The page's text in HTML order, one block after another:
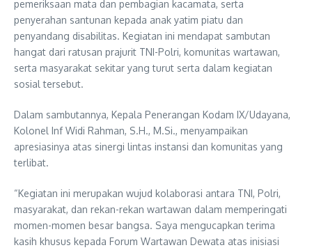
pemeriksaan mata dan pembagian kacamata, serta
penyerahan santunan kepada anak yatim piatu dan
penyandang disabilitas. Kegiatan ini mendapat sambutan
hangat dari ratusan prajurit TNI-Polri, komunitas wartawan,
serta masyarakat sekitar yang turut serta dalam kegiatan
sosial tersebut.
Dalam sambutannya, Kepala Penerangan Kodam IX/Udayana,
Kolonel Inf Widi Rahman, S.H., M.Si., menyampaikan
apresiasinya atas sinergi lintas instansi dan komunitas yang
terlibat.
“Kegiatan ini merupakan wujud kolaborasi antara TNI, Polri,
masyarakat, dan rekan-rekan wartawan dalam memperingati
momen-momen besar bangsa. Saya mengucapkan terima
kasih khusus kepada Forum Wartawan Dewata atas inisiasi